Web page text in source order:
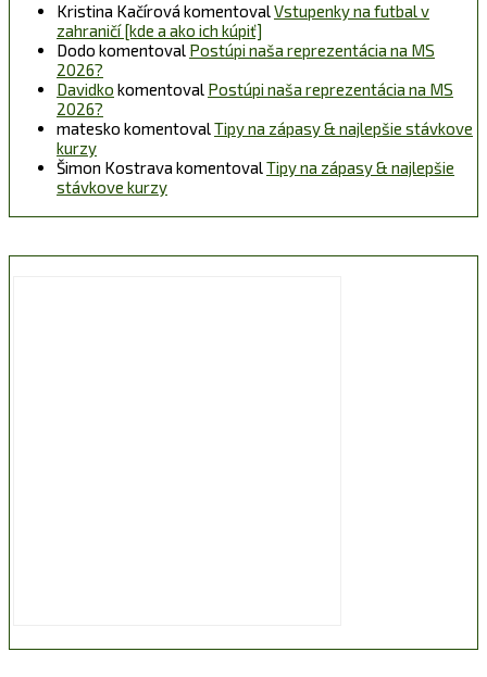
Kristina Kačírová komentovalVstupenky na futbal v
zahraničí [kde a ako ich kúpiť]
Dodo komentoval Postúpi naša reprezentácia na MS
2026?
Davidko komentoval Postúpi naša reprezentácia na MS
2026?
matesko komentovalTipy na zápasy & najlepšie stávkove
kurzy
Šimon Kostrava komentovalTipy na zápasy & najlepšie
stávkove kurzy